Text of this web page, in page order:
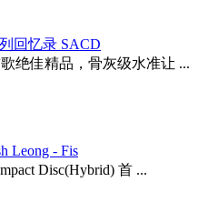
回忆录 SACD
绝佳精品，骨灰级水准让 ...
Leong - Fis
Disc(Hybrid) 首 ...